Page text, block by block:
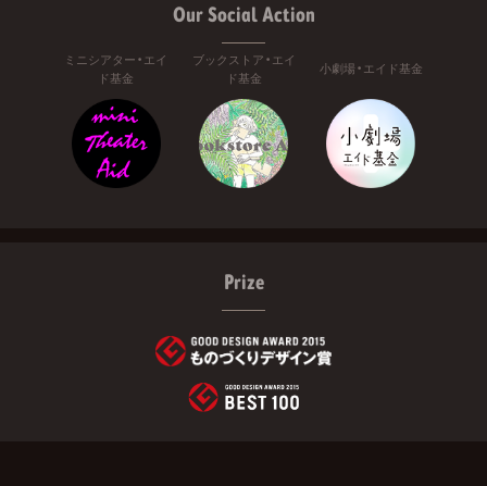
Our Social Action
ミニシアター・エイ
ド基金
ブックストア・エイ
ド基金
小劇場・エイド基金
Prize